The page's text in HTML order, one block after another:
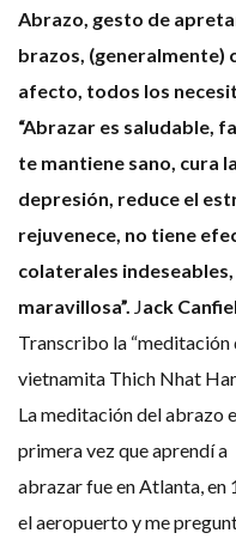
Abrazo, gesto de
brazos, (generalmente)
afecto, todos los
“Abrazar es saludable,
te mantiene sano, cura la
depresión, reduce el
rejuvenece, no tiene
colaterales
maravillosa”. Jack
Transcribo la “meditación
vietnamita Thich Nhat
La meditación del abrazo
primera vez que aprendí a
abrazar fue en Atlanta, en
el aeropuerto y me